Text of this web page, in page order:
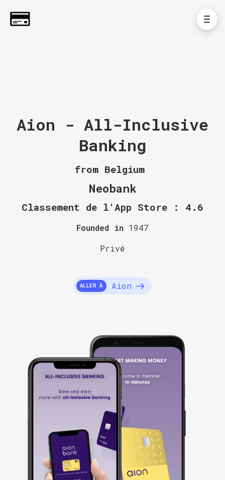
Aion - All-Inclusive
Banking
from Belgium
Neobank
Classement de l'App Store : 4.6
Founded in 1947
Privé
ALLER À Aion